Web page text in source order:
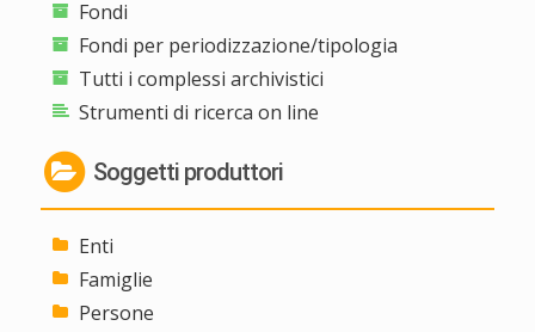
Fondi
Fondi per periodizzazione/tipologia
Tutti i complessi archivistici
Strumenti di ricerca on line
Soggetti produttori
Enti
Famiglie
Persone